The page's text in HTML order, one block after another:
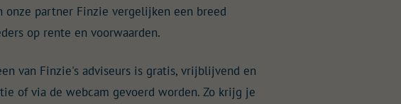
onze partner Finzie vergelijken een breed
op rente en voorwaarden.
van Finzie's adviseurs is gratis, vrijblijvend en
of via de webcam gevoerd worden. Zo krijg je